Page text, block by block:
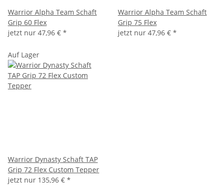
Warrior Alpha Team Schaft
Grip 60 Flex
jetzt nur 47,96 € *
Warrior Alpha Team Schaft
Grip 75 Flex
jetzt nur 47,96 € *
Auf Lager
Warrior Dynasty Schaft TAP
Grip 72 Flex Custom Tepper
jetzt nur 135,96 € *